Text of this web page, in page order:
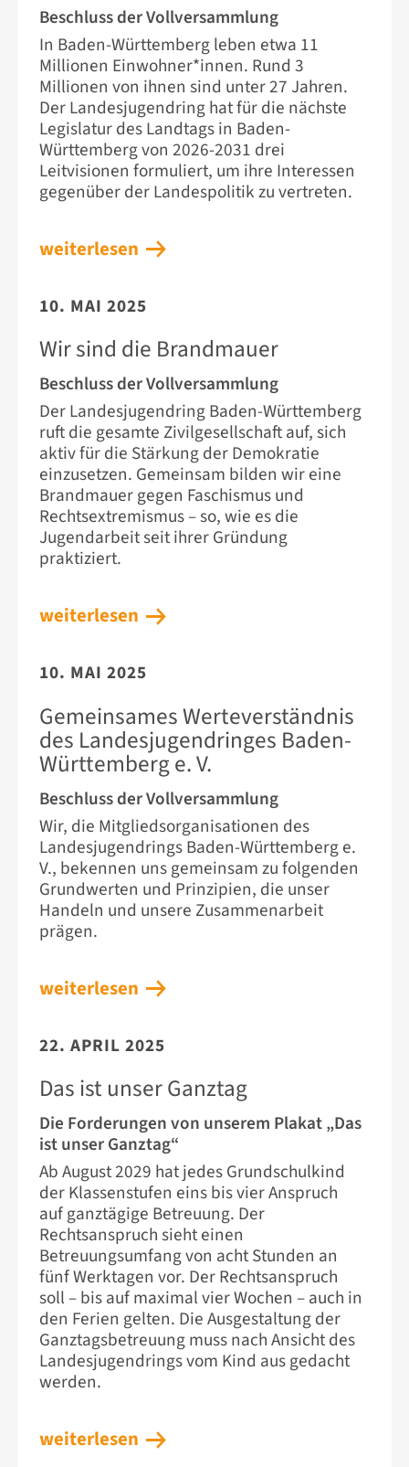
Beschluss der Vollversammlung
In Baden-Württemberg leben etwa 11
Millionen Einwohner*innen. Rund 3
Millionen von ihnen sind unter 27 Jahren.
Der Landesjugendring hat für die nächste
Legislatur des Landtags in Baden-
Württemberg von 2026-2031 drei
Leitvisionen formuliert, um ihre Interessen
gegenüber der Landespolitik zu vertreten.
weiterlesen
10. MAI 2025
Wir sind die Brandmauer
Beschluss der Vollversammlung
Der Landesjugendring Baden-Württemberg
ruft die gesamte Zivilgesellschaft auf, sich
aktiv für die Stärkung der Demokratie
einzusetzen. Gemeinsam bilden wir eine
Brandmauer gegen Faschismus und
Rechtsextremismus – so, wie es die
Jugendarbeit seit ihrer Gründung
praktiziert.
weiterlesen
10. MAI 2025
Gemeinsames Werteverständnis
des Landesjugendringes Baden-
Württemberg e. V.
Beschluss der Vollversammlung
Wir, die Mitgliedsorganisationen des
Landesjugendrings Baden-Württemberg e.
V., bekennen uns gemeinsam zu folgenden
Grundwerten und Prinzipien, die unser
Handeln und unsere Zusammenarbeit
prägen.
weiterlesen
22. APRIL 2025
Das ist unser Ganztag
Die Forderungen von unserem Plakat „Das
ist unser Ganztag“
Ab August 2029 hat jedes Grundschulkind
der Klassenstufen eins bis vier Anspruch
auf ganztägige Betreuung. Der
Rechtsanspruch sieht einen
Betreuungsumfang von acht Stunden an
fünf Werktagen vor. Der Rechtsanspruch
soll – bis auf maximal vier Wochen – auch in
den Ferien gelten. Die Ausgestaltung der
Ganztagsbetreuung muss nach Ansicht des
Landesjugendrings vom Kind aus gedacht
werden.
weiterlesen